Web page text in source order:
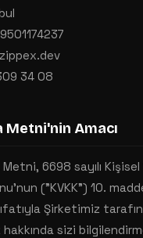
9501174237
34 08
Metni'nin Amacı
6698 sayılı Kişisel
("KVKK") 10.
Şirketimiz
sizi